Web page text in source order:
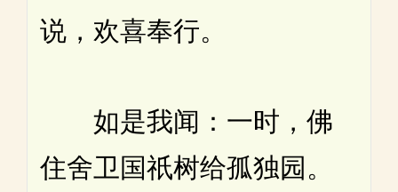
说，欢喜奉行。
如是我闻：一时，佛
住舍卫国祇树给孤独园。